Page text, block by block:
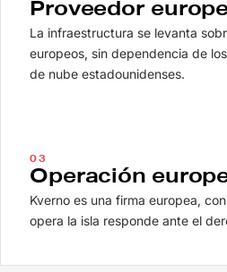
Proveedor
La infraestructura se levanta
europeos, sin dependencia de
de nube estadounidenses.
03
Operación
Kverno es una firma europea,
opera la isla responde ante el